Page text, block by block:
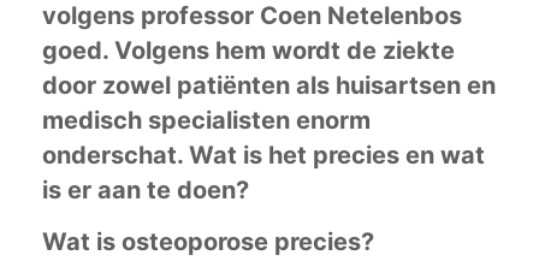
volgens professor Coen Netelenbos
goed. Volgens hem wordt de ziekte
door zowel patiënten als huisartsen en
medisch specialisten enorm
onderschat. Wat is het precies en wat
is er aan te doen?
Wat is osteoporose precies?